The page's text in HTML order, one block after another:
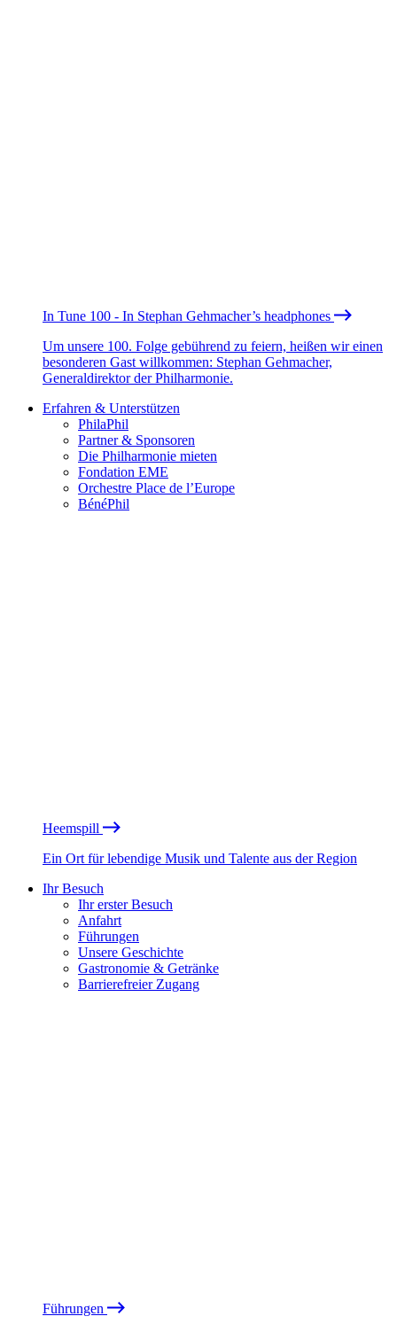
In Tune 100 - In Stephan Gehmacher’s headphones
Um unsere 100. Folge gebührend zu feiern, heißen wir einen
besonderen Gast willkommen: Stephan Gehmacher,
Generaldirektor der Philharmonie.
Erfahren & Unterstützen
PhilaPhil
Partner & Sponsoren
Die Philharmonie mieten
Fondation EME
Orchestre Place de l’Europe
BénéPhil
Heemspill
Ein Ort für lebendige Musik und Talente aus der Region
Ihr Besuch
Ihr erster Besuch
Anfahrt
Führungen
Unsere Geschichte
Gastronomie & Getränke
Barrierefreier Zugang
Führungen